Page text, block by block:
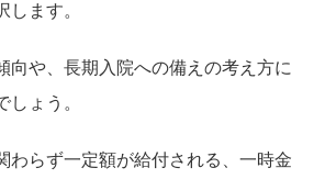
します。
向や、長期入院への備えの考え方に
しょう。
わらず一定額が給付される、一時金